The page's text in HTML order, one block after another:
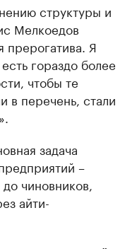
структуры и
Мелкоедов
прерогатива. Я
гораздо более
чтобы те
в перечень, стали
задача
–
чиновников,
айти-